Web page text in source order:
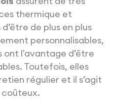
thermique et
de plus en plus
personnalisables,
ont l'avantage d’être
Toutefois, elles
régulier et il s’agit
coûteux.